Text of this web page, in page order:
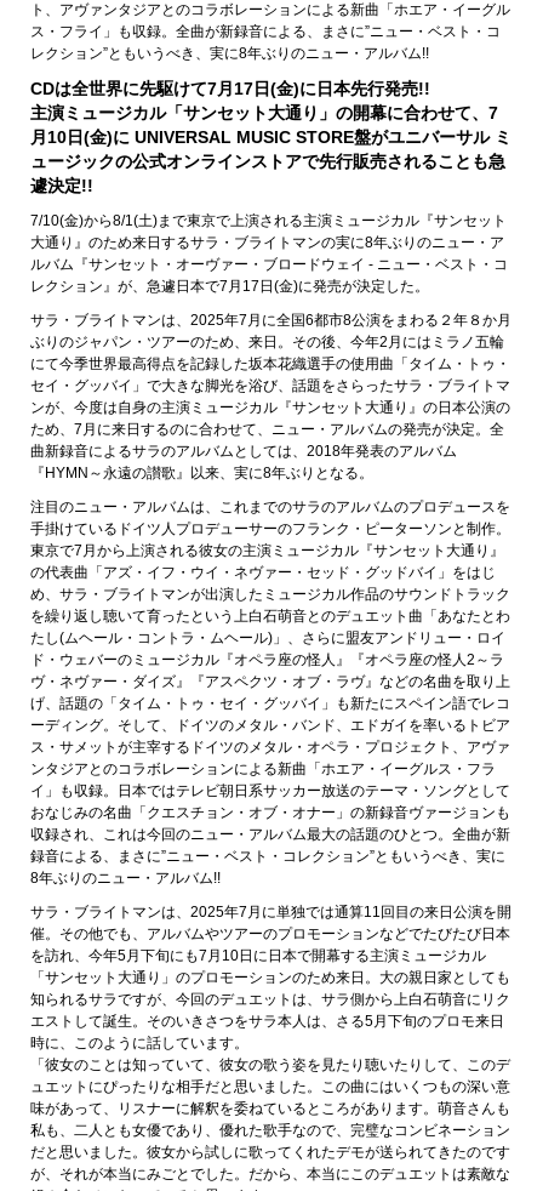
ト、アヴァンタジアとのコラボレーションによる新曲「ホエア・イーグル
ス・フライ」も収録。全曲が新録音による、まさに”ニュー・ベスト・コ
レクション”ともいうべき、実に8年ぶりのニュー・アルバム!!
CDは全世界に先駆けて7月17日(金)に日本先行発売!!
主演ミュージカル「サンセット大通り」の開幕に合わせて、7
月10日(金)に UNIVERSAL MUSIC STORE盤がユニバーサル ミ
ュージックの公式オンラインストアで先行販売されることも急
遽決定!!
7/10(金)から8/1(土)まで東京で上演される主演ミュージカル『サンセット
大通り』のため来日するサラ・ブライトマンの実に8年ぶりのニュー・ア
ルバム『サンセット・オーヴァー・ブロードウェイ - ニュー・ベスト・コ
レクション』が、急遽日本で7月17日(金)に発売が決定した。
サラ・ブライトマンは、2025年7月に全国6都市8公演をまわる２年８か月
ぶりのジャパン・ツアーのため、来日。その後、今年2月にはミラノ五輪
にて今季世界最高得点を記録した坂本花織選手の使用曲「タイム・トゥ・
セイ・グッバイ」で大きな脚光を浴び、話題をさらったサラ・ブライトマ
ンが、今度は自身の主演ミュージカル『サンセット大通り』の日本公演の
ため、7月に来日するのに合わせて、ニュー・アルバムの発売が決定。全
曲新録音によるサラのアルバムとしては、2018年発表のアルバム
『HYMN～永遠の讃歌』以来、実に8年ぶりとなる。
注目のニュー・アルバムは、これまでのサラのアルバムのプロデュースを
手掛けているドイツ人プロデューサーのフランク・ピーターソンと制作。
東京で7月から上演される彼女の主演ミュージカル『サンセット大通り』
の代表曲「アズ・イフ・ウイ・ネヴァー・セッド・グッドバイ」をはじ
め、サラ・ブライトマンが出演したミュージカル作品のサウンドトラック
を繰り返し聴いて育ったという上白石萌音とのデュエット曲「あなたとわ
たし(ムヘール・コントラ・ムヘール)」、さらに盟友アンドリュー・ロイ
ド・ウェバーのミュージカル『オペラ座の怪人』『オペラ座の怪人2～ラ
ヴ・ネヴァー・ダイズ』『アスペクツ・オブ・ラヴ』などの名曲を取り上
げ、話題の「タイム・トゥ・セイ・グッバイ」も新たにスペイン語でレコ
ーディング。そして、ドイツのメタル・バンド、エドガイを率いるトビア
ス・サメットが主宰するドイツのメタル・オペラ・プロジェクト、アヴァ
ンタジアとのコラボレーションによる新曲「ホエア・イーグルス・フラ
イ」も収録。日本ではテレビ朝日系サッカー放送のテーマ・ソングとして
おなじみの名曲「クエスチョン・オブ・オナー」の新録音ヴァージョンも
収録され、これは今回のニュー・アルバム最大の話題のひとつ。全曲が新
録音による、まさに”ニュー・ベスト・コレクション”ともいうべき、実に
8年ぶりのニュー・アルバム!!
サラ・ブライトマンは、2025年7月に単独では通算11回目の来日公演を開
催。その他でも、アルバムやツアーのプロモーションなどでたびたび日本
を訪れ、今年5月下旬にも7月10日に日本で開幕する主演ミュージカル
「サンセット大通り」のプロモーションのため来日。大の親日家としても
知られるサラですが、今回のデュエットは、サラ側から上白石萌音にリク
エストして誕生。そのいきさつをサラ本人は、さる5月下旬のプロモ来日
時に、このように話しています。
「彼女のことは知っていて、彼女の歌う姿を見たり聴いたりして、このデ
ュエットにぴったりな相手だと思いました。この曲にはいくつもの深い意
味があって、リスナーに解釈を委ねているところがあります。萌音さんも
私も、二人とも女優であり、優れた歌手なので、完璧なコンビネーション
だと思いました。彼女から試しに歌ってくれたデモが送られてきたのです
が、それが本当にみごとでした。だから、本当にこのデュエットは素敵な